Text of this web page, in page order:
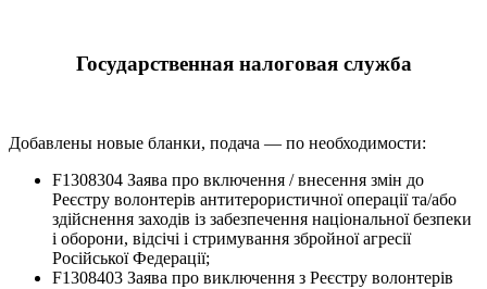
Государственная налоговая служба
Добавлены новые бланки, подача — по необходимости:
F1308304 Заява про включення / внесення змін до
Реєстру волонтерів антитерористичної операції та/або
здійснення заходів із забезпечення національної безпеки
і оборони, відсічі і стримування збройної агресії
Російської Федерації;
F1308403 Заява про виключення з Реєстру волонтерів